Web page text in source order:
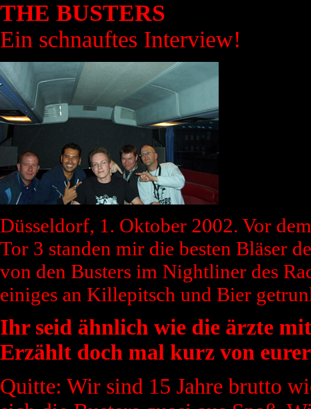
THE BUSTERS
Ein schnauftes Interview!
Düsseldorf, 1. Oktober 2002. Vor
Tor 3 standen mir die besten Bläser
von den Busters im Nightliner des
einiges an Killepitsch und Bier
Ihr seid ähnlich wie die ärzte
Erzählt doch mal kurz von
Quitte: Wir sind 15 Jahre brutto